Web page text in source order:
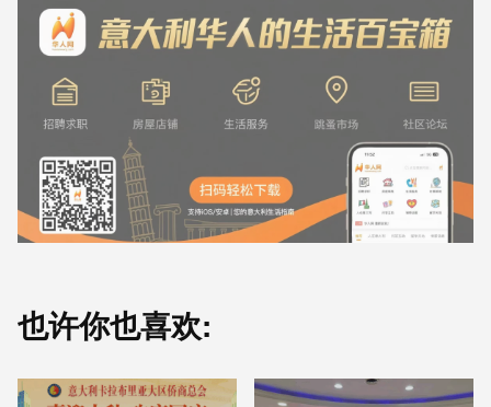
也许你也喜欢: